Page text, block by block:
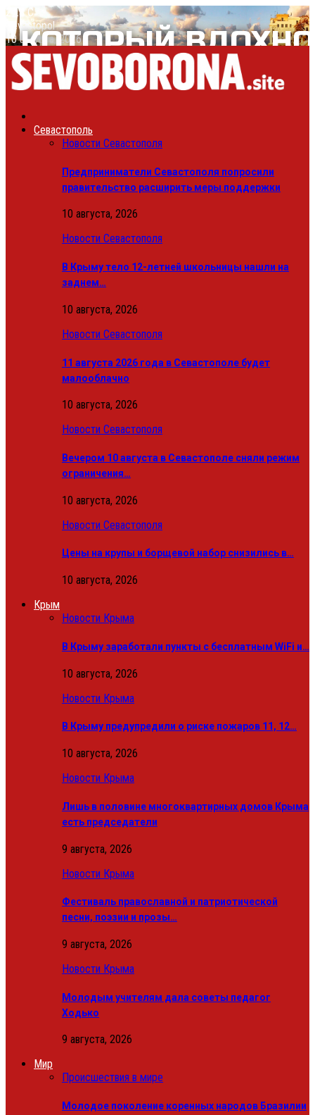
27.3 C
Sevastopol
10 августа, 2026
Севастополь
Новости Севастополя
Предприниматели Севастополя попросили
правительство расширить меры поддержки
10 августа, 2026
Новости Севастополя
В Крыму тело 12-летней школьницы нашли на
заднем…
10 августа, 2026
Новости Севастополя
11 августа 2026 года в Севастополе будет
малооблачно
10 августа, 2026
Новости Севастополя
Вечером 10 августа в Севастополе сняли режим
ограничения…
10 августа, 2026
Новости Севастополя
Цены на крупы и борщевой набор снизились в…
10 августа, 2026
Крым
Новости Крыма
В Крыму заработали пункты с бесплатным WiFi и…
10 августа, 2026
Новости Крыма
В Крыму предупредили о риске пожаров 11, 12…
10 августа, 2026
Новости Крыма
Лишь в половине многоквартирных домов Крыма
есть председатели
9 августа, 2026
Новости Крыма
Фестиваль православной и патриотической
песни, поэзии и прозы…
9 августа, 2026
Новости Крыма
Молодым учителям дала советы педагог
Ходько
9 августа, 2026
Мир
Происшествия в мире
Молодое поколение коренных народов Бразилии